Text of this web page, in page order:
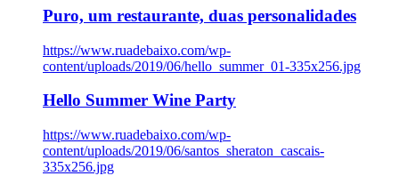
Puro, um restaurante, duas personalidades
https://www.ruadebaixo.com/wp-
content/uploads/2019/06/hello_summer_01-335x256.jpg
Hello Summer Wine Party
https://www.ruadebaixo.com/wp-
content/uploads/2019/06/santos_sheraton_cascais-
335x256.jpg